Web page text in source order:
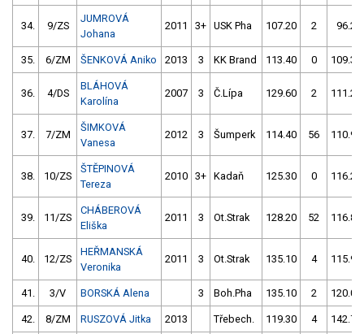
34. 9/ZS
JUMROVÁ
Johana
2011 3+ USK Pha 107.20 2 96.20
35. 6/ZM ŠENKOVÁ Aniko 2013 3 KK Brand 113.40 0 109.30
36. 4/DS
BLÁHOVÁ
Karolína
2007 3 Č.Lípa 129.60 2 111.20
37. 7/ZM
ŠIMKOVÁ
Vanesa
2012 3 Šumperk 114.40 56 110.90
38. 10/ZS
ŠTĚPINOVÁ
Tereza
2010 3+ Kadaň 125.30 0 116.20
39. 11/ZS
CHÁBEROVÁ
Eliška
2011 3 Ot.Strak 128.20 52 116.80
40. 12/ZS
HEŘMANSKÁ
Veronika
2011 3 Ot.Strak 135.10 4 115.90
41. 3/V BORSKÁ Alena 3 Boh.Pha 135.10 2 120.00
42. 8/ZM RUSZOVÁ Jitka 2013 Třebech. 119.30 4 142.70